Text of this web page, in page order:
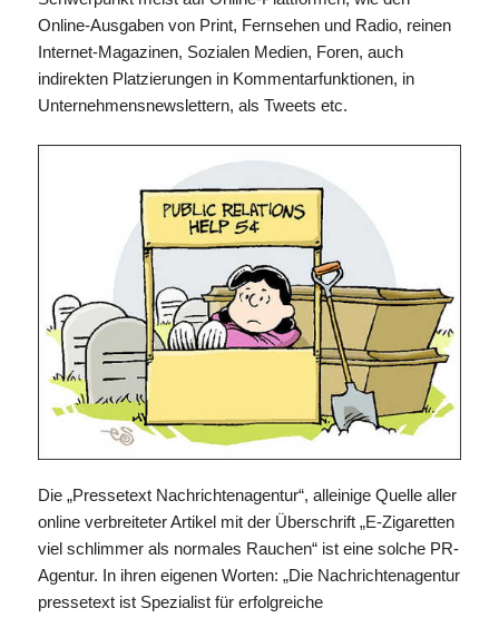
Online-Ausgaben von Print, Fernsehen und Radio, reinen
Internet-Magazinen, Sozialen Medien, Foren, auch
indirekten Platzierungen in Kommentarfunktionen, in
Unternehmensnewslettern, als Tweets etc.
Die „Pressetext Nachrichtenagentur“, alleinige Quelle aller
online verbreiteter Artikel mit der Überschrift „E-Zigaretten
viel schlimmer als normales Rauchen“ ist eine solche PR-
Agentur. In ihren eigenen Worten: „Die Nachrichtenagentur
pressetext ist Spezialist für erfolgreiche